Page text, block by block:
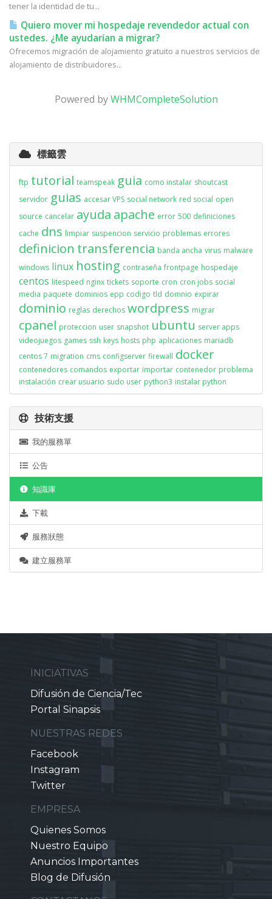
tener la identidad de tu...
Quiero mover mi hospedaje revendedor actual con
ustedes. ¿Me ayudarían a migrar?
Ofrecemos migración de alojamiento gratuito a nuestros servicios de
alojamiento de distribuidores...
Powered byWHMCompleteSolution
標籤雲
ftp tutorial teamspeak guia como instalar shoutcast
servidor guias accesar VPS social network red social open
source cancelar ayuda apache error 500 definiciones
cache dns limpiar suspencion servicio problemas errores
definicion transferencia banda ancha virus malware
windows linux hosting contraseña frontpage hospedaje
centos litespeed nginx tickets soporte cron cron jobs social
media paquete dominios epp codigo tld domnio expirar
dominio reglas derechos wordpress migrar
cpanel proteccion user snapshot ubuntu server apps
videojuegos games ssh keys hosts php aplicaciones mariadb
centos 7 migration cms configserver firewall docker
contenedores comandos exportar importar contenedor problema
instalación crear usuario sudo user python3 instalar python
技術支援
我的服務單
公告
知識庫
下載
服務狀態
建立服務單
INICIATIVAS
Difusión de Ciencia/Tec
Portal Sinapsis
NUESTRAS REDES
Facebook
Instagram
Twitter
EMPRESA
Quienes Somos
Nuestro Equipo
Anuncios Importantes
Blog de Difusión